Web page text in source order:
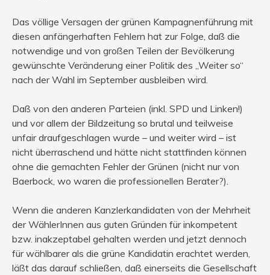
Das völlige Versagen der grünen Kampagnenführung mit
diesen anfängerhaften Fehlern hat zur Folge, daß die
notwendige und von großen Teilen der Bevölkerung
gewünschte Veränderung einer Politik des „Weiter so“
nach der Wahl im September ausbleiben wird.
Daß von den anderen Parteien (inkl. SPD und Linken!)
und vor allem der Bildzeitung so brutal und teilweise
unfair draufgeschlagen wurde – und weiter wird – ist
nicht überraschend und hätte nicht stattfinden können
ohne die gemachten Fehler der Grünen (nicht nur von
Baerbock, wo waren die professionellen Berater?).
Wenn die anderen Kanzlerkandidaten von der Mehrheit
der WählerInnen aus guten Gründen für inkompetent
bzw. inakzeptabel gehalten werden und jetzt dennoch
für wählbarer als die grüne Kandidatin erachtet werden,
läßt das darauf schließen, daß einerseits die Gesellschaft